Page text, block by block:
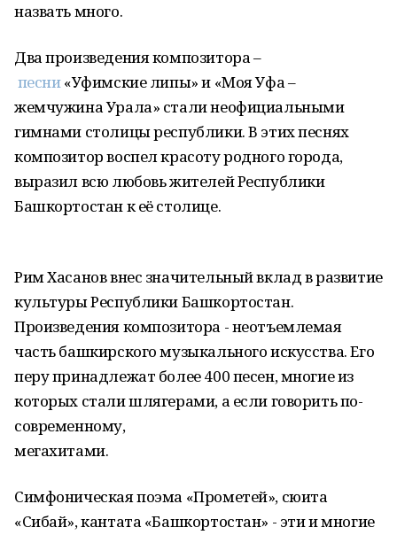
назватьмного.
Два произведения композитора –
песни«Уфимские липы» и «Моя Уфа –
жемчужина Урала» стали неофициальными
гимнами столицы республики. В этих песнях
композитор воспел красоту родного города,
выразил всю любовь жителей Республики
Башкортостан к её столице.
Рим Хасанов внес значительный вклад в развитие
культуры Республики Башкортостан.
Произведения композитора - неотъемлемая
часть башкирского музыкального искусства. Его
перу принадлежат более 400 песен, многие из
которых стали шлягерами, а если говорить по-
современному,
мегахитами.
Симфоническая поэма «Прометей», сюита
«Сибай», кантата «Башкортостан» - эти и многие